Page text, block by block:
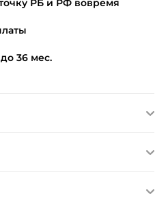
РБ и РФ вовремя
36 мес.